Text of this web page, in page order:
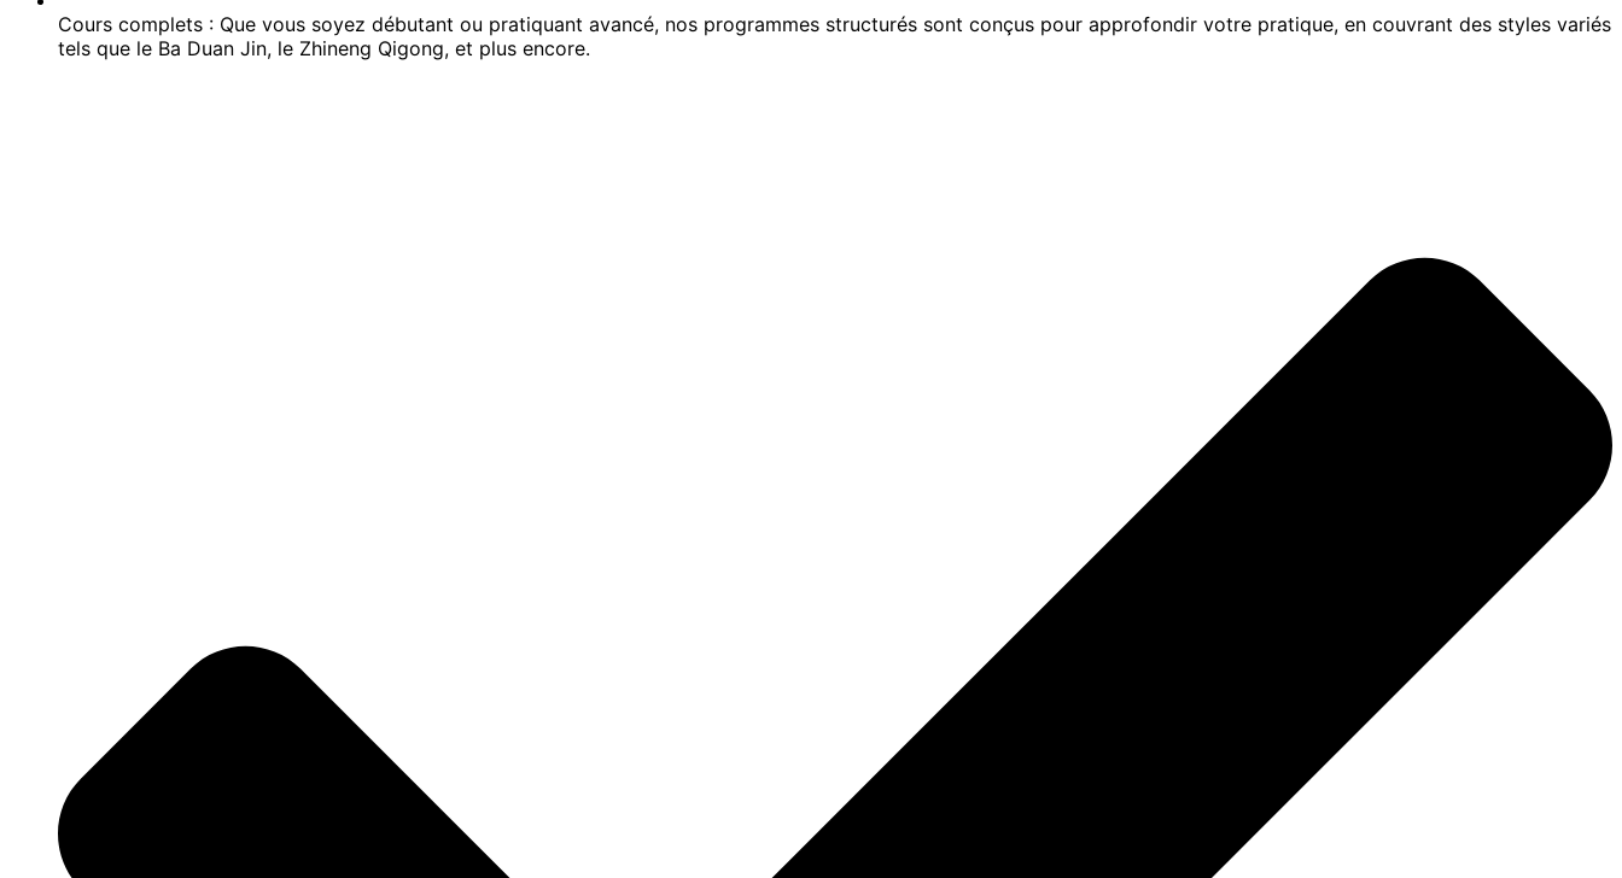
Cours complets : Que vous soyez débutant ou pratiquant avancé, nos programmes structurés sont conçus pour approfondir votre pratique, en couvrant des styles variés
tels que le Ba Duan Jin, le Zhineng Qigong, et plus encore.